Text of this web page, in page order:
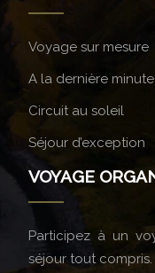
Voyage sur mesure
A la dernière minute
Circuit au soleil
Séjour d’exception
VOYAGE
Participez à un
séjour tout compris.